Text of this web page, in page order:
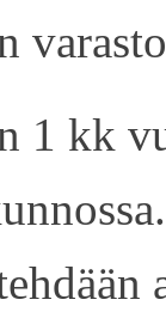
1 kk